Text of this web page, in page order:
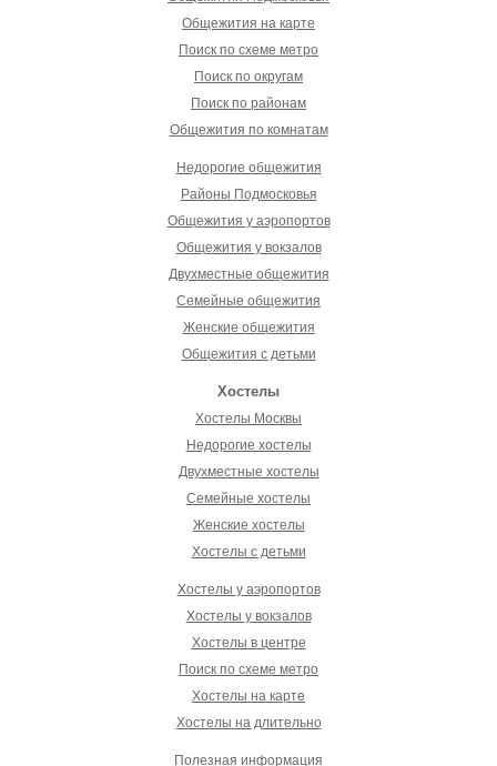
Общежития на карте
Поиск по схеме метро
Поиск по округам
Поиск по районам
Общежития по комнатам
Недорогие общежития
Районы Подмосковья
Общежития у аэропортов
Общежития у вокзалов
Двухместные общежития
Семейные общежития
Женские общежития
Общежития с детьми
Хостелы
Хостелы Москвы
Недорогие хостелы
Двухместные хостелы
Семейные хостелы
Женские хостелы
Хостелы с детьми
Хостелы у аэропортов
Хостелы у вокзалов
Хостелы в центре
Поиск по схеме метро
Хостелы на карте
Хостелы на длительно
Полезная информация